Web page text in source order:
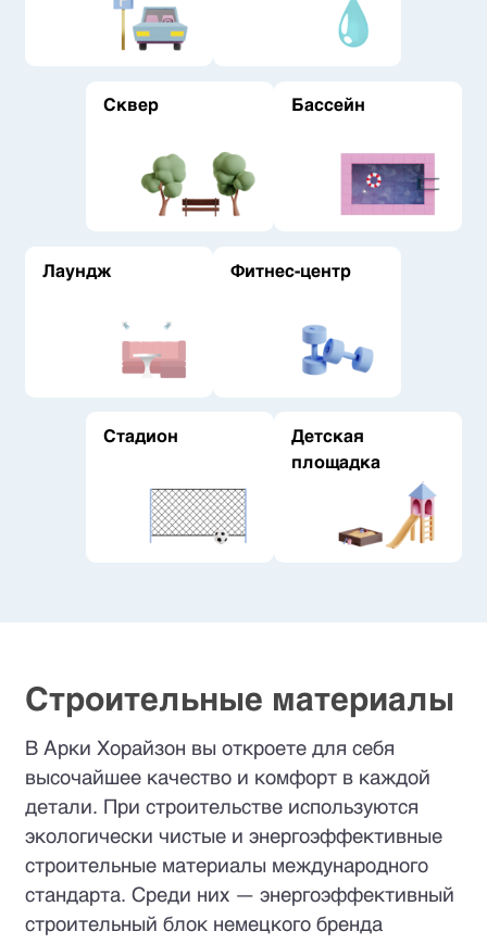
Сквер Бассейн
Лаундж Фитнес-центр
Стадион
Детская
площадка
Строительные материалы
В Арки Хорайзон вы откроете для себя
высочайшее качество и комфорт в каждой
детали. При строительстве используются
экологически чистые и энергоэффективные
строительные материалы международного
стандарта. Среди них — энергоэффективный
строительный блок немецкого бренда